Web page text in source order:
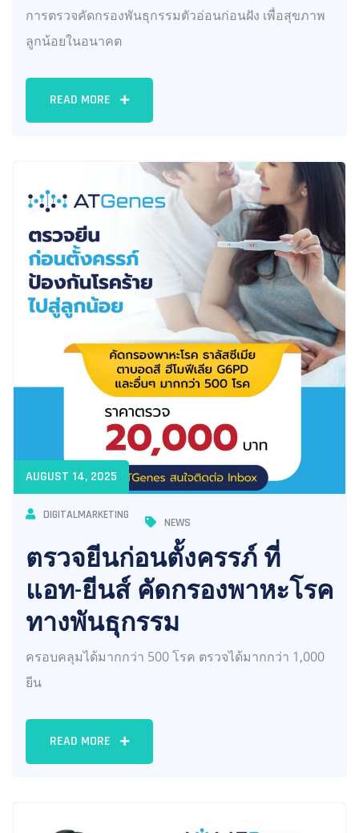
การตรวจคัดกรองพันธุกรรมตัวอ่อนก่อนฝัง เพื่อสุขภาพ
ลูกน้อยในอนาคต
READ MORE
AUGUST 14, 2025
DIGITALMARKETING
NEWS
ตรวจยีนก่อนตั้งครรภ์ ที่
แอท-ยีนส์ คัดกรองพาหะโรค
ทางพันธุกรรม
ครอบคลุมได้มากกว่า 500 โรค ตรวจได้มากกว่า 1,000
ยีน
READ MORE